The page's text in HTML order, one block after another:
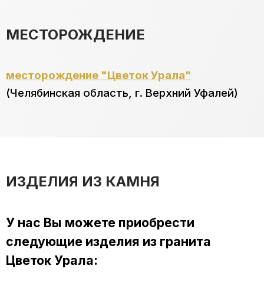
МЕСТОРОЖДЕНИЕ
месторождение "Цветок Урала"
(Челябинская область, г. Верхний Уфалей)
ИЗДЕЛИЯ ИЗ КАМНЯ
У нас Вы можете приобрести
следующие изделия из гранита
Цветок Урала: